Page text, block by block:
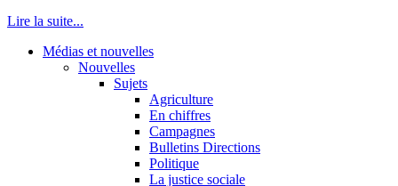
Lire la suite...
Médias et nouvelles
Nouvelles
Sujets
Agriculture
En chiffres
Campagnes
Bulletins Directions
Politique
La justice sociale